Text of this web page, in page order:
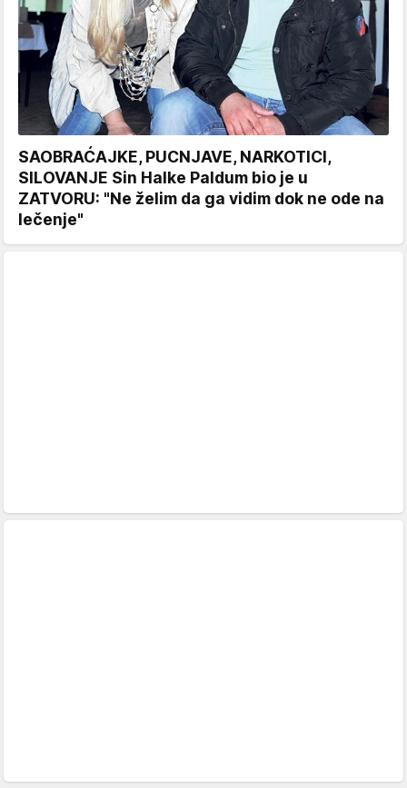
SAOBRAĆAJKE, PUCNJAVE, NARKOTICI,
SILOVANJE Sin Halke Paldum bio je u
ZATVORU: "Ne želim da ga vidim dok ne ode na
lečenje"